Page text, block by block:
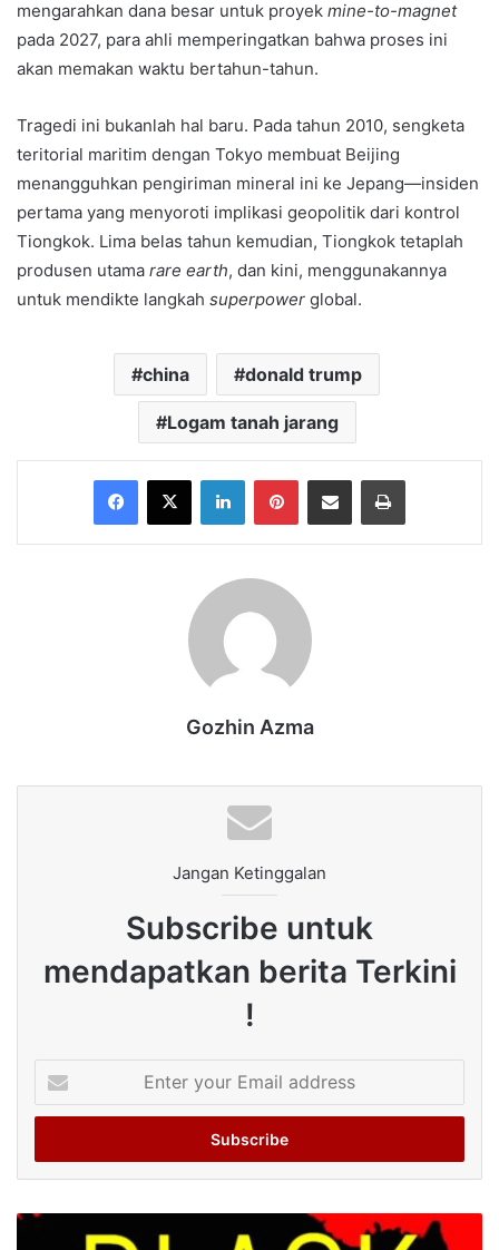
mengarahkan dana besar untuk proyek mine-to-magnet
pada 2027, para ahli memperingatkan bahwa proses ini
akan memakan waktu bertahun-tahun.
Tragedi ini bukanlah hal baru. Pada tahun 2010, sengketa
teritorial maritim dengan Tokyo membuat Beijing
menangguhkan pengiriman mineral ini ke Jepang—insiden
pertama yang menyoroti implikasi geopolitik dari kontrol
Tiongkok. Lima belas tahun kemudian, Tiongkok tetaplah
produsen utama rare earth, dan kini, menggunakannya
untuk mendikte langkah superpower global.
china donald trump
Logam tanah jarang
Facebook
X LinkedInPinterestShare via Email Print
Gozhin Azma
Jangan Ketinggalan
Subscribe untuk
mendapatkan berita Terkini
!
your
Email